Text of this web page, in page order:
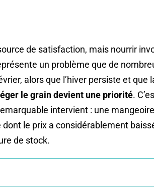
de satisfaction, mais nourrir
un problème que de
alors que l’hiver persiste et que
le grain devient une priorité.
intervient : une
le prix a considérablement
de stock.